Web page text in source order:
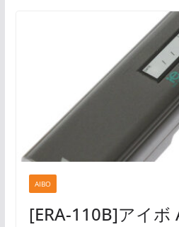
AIBO
[ERA-110B]アイボ